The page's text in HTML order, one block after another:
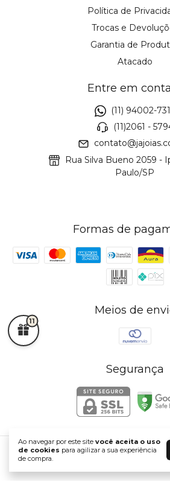
Ao navegar por este site você aceita o uso
de cookies para agilizar a sua experiência
de compra.
Política de
Trocas e
Garantia de
Atacado
Entre em
(11) 94002-
(11)2061 -
Rua Silva Bueno 2059 -
Paulo/SP
Formas de
Meios de
Segurança
J A JOIAS
11